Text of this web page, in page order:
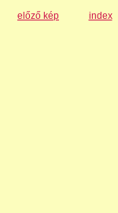
előző kép index